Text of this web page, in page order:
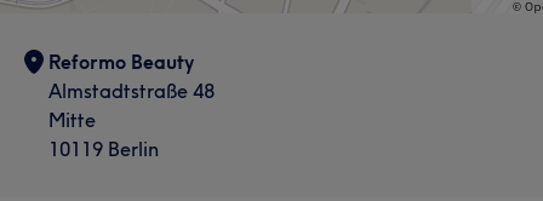
Reformo Beauty
Almstadtstraße 48
Mitte
10119 Berlin